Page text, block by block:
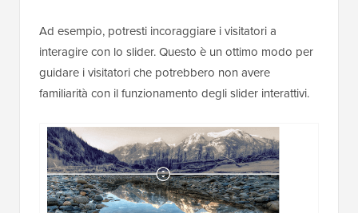
Ad esempio, potresti incoraggiare i visitatori a
interagire con lo slider. Questo è un ottimo modo per
guidare i visitatori che potrebbero non avere
familiarità con il funzionamento degli slider interattivi.